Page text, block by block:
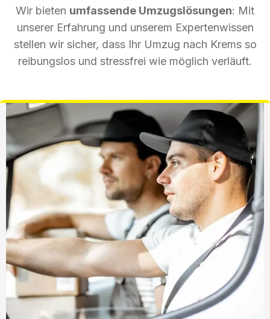
Wir bieten umfassende Umzugslösungen: Mit
unserer Erfahrung und unserem Expertenwissen
stellen wir sicher, dass Ihr Umzug nach Krems so
reibungslos und stressfrei wie möglich verläuft.